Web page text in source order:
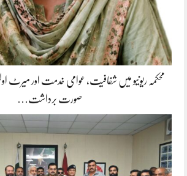
محکمہ ریونیو میں شفافیت، عوامی خدمت اور میرٹ
صورت برداشت…